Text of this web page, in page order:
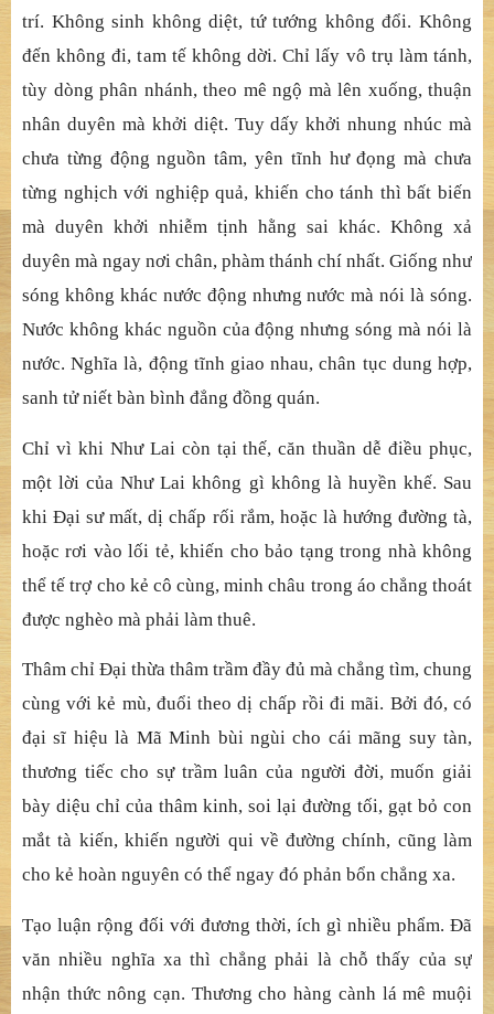
trí. Không sinh không diệt, tứ tướng không đổi. Không
đến không đi, tam tế không dời. Chỉ lấy vô trụ làm tánh,
tùy dòng phân nhánh, theo mê ngộ mà lên xuống, thuận
nhân duyên mà khởi diệt. Tuy dấy khởi nhung nhúc mà
chưa từng động nguồn tâm, yên tĩnh hư đọng mà chưa
từng nghịch với nghiệp quả, khiến cho tánh thì bất biến
mà duyên khởi nhiễm tịnh hằng sai khác. Không xả
duyên mà ngay nơi chân, phàm thánh chí nhất. Giống như
sóng không khác nước động nhưng nước mà nói là sóng.
Nước không khác nguồn của động nhưng sóng mà nói là
nước. Nghĩa là, động tĩnh giao nhau, chân tục dung hợp,
sanh tử niết bàn bình đẳng đồng quán.
Chỉ vì khi Như Lai còn tại thế, căn thuần dễ điều phục,
một lời của Như Lai không gì không là huyền khế. Sau
khi Đại sư mất, dị chấp rối rắm, hoặc là hướng đường tà,
hoặc rơi vào lối tẻ, khiến cho bảo tạng trong nhà không
thể tế trợ cho kẻ cô cùng, minh châu trong áo chẳng thoát
được nghèo mà phải làm thuê.
Thâm chỉ Đại thừa thâm trầm đầy đủ mà chẳng tìm, chung
cùng với kẻ mù, đuổi theo dị chấp rồi đi mãi. Bởi đó, có
đại sĩ hiệu là Mã Minh bùi ngùi cho cái mãng suy tàn,
thương tiếc cho sự trầm luân của người đời, muốn giải
bày diệu chỉ của thâm kinh, soi lại đường tối, gạt bỏ con
mắt tà kiến, khiến người qui về đường chính, cũng làm
cho kẻ hoàn nguyên có thể ngay đó phản bổn chẳng xa.
Tạo luận rộng đối với đương thời, ích gì nhiều phẩm. Đã
văn nhiều nghĩa xa thì chẳng phải là chỗ thấy của sự
nhận thức nông cạn. Thương cho hàng cành lá mê muội